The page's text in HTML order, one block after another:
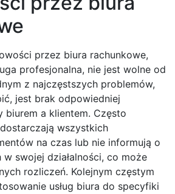
przez biura rachunkowe,
profesjonalna, nie jest wolne od
z najczęstszych problemów,
jest brak odpowiedniej
biurem a klientem. Często
wszystkich
na czas lub nie informują o
swojej działalności, co może
rozliczeń. Kolejnym częstym
usług biura do specyfiki